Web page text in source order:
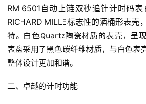
RM 6501自动上链双秒追针计时码
RICHARD MILLE标志性的酒桶形表壳
特。白色Quartz陶瓷材质的表壳，呈现
表盘采用了黑色碳纤维材质，与白色表
整体设计更加和谐。
二、卓越的计时功能